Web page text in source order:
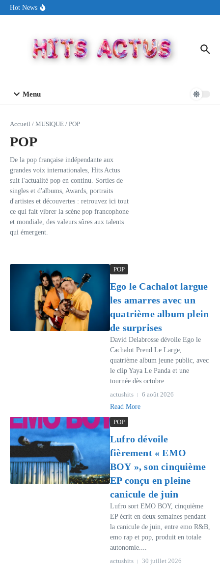
Aller au contenu
Hot News
« New Day »
Menu
Accueil / MUSIQUE / POP
POP
De la pop française indépendante aux
grandes voix internationales, Hits Actus
suit l'actualité pop en continu. Sorties de
singles et d'albums, Awards, portraits
d'artistes et découvertes : retrouvez ici tout
ce qui fait vibrer la scène pop francophone
et mondiale, des valeurs sûres aux talents
qui émergent.
POP
Ego le Cachalot largue
les amarres avec un
quatrième album plein
de surprises
David Delabrosse dévoile Ego le
Cachalot Prend Le Large,
quatrième album jeune public, avec
le clip Yaya Le Panda et une
tournée dès octobre....
actushits
6 août 2026
Read More
POP
Lufro dévoile
fièrement « EMO
BOY », son cinquième
EP conçu en pleine
canicule de juin
Lufro sort EMO BOY, cinquième
EP écrit en deux semaines pendant
la canicule de juin, entre emo R&B,
emo rap et pop, produit en totale
autonomie....
actushits
30 juillet 2026